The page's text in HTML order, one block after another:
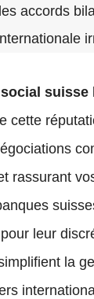
accords
suisse
cette
rassurant
leur
la